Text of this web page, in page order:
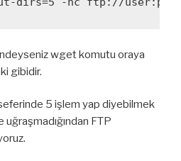
wget komutu oraya
gibidir.
5 işlem yap diyebilmek
FTP